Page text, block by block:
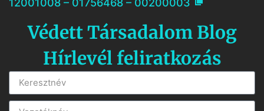
12001008 – 01756468 – 00200003
Védett Társadalom Blog
Hírlevél feliratkozás